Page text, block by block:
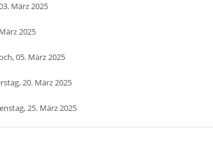
März 2025
2025
05. März 2025
20. März 2025
25. März 2025